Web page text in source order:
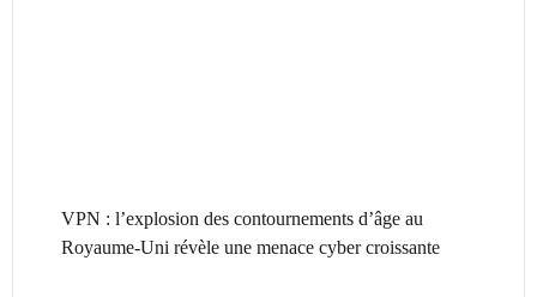
VPN : l’explosion des contournements d’âge au
Royaume-Uni révèle une menace cyber croissante